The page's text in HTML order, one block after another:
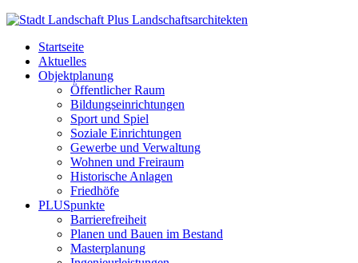
Startseite
Aktuelles
Objektplanung
Öffentlicher Raum
Bildungseinrichtungen
Sport und Spiel
Soziale Einrichtungen
Gewerbe und Verwaltung
Wohnen und Freiraum
Historische Anlagen
Friedhöfe
PLUSpunkte
Barrierefreiheit
Planen und Bauen im Bestand
Masterplanung